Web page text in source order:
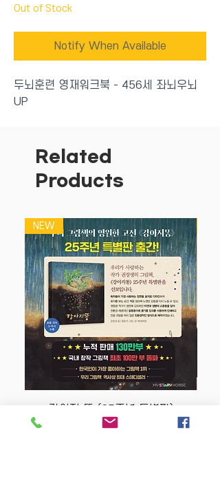
Out of Stock
Notify When Available
두뇌훈련 영재워크북 - 456세 좌뇌우뇌
UP
Related
Products
NEW
강아지 똥 (25주년 특별판)